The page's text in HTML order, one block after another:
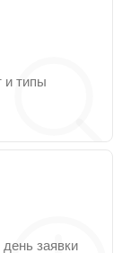
и типы
заявки